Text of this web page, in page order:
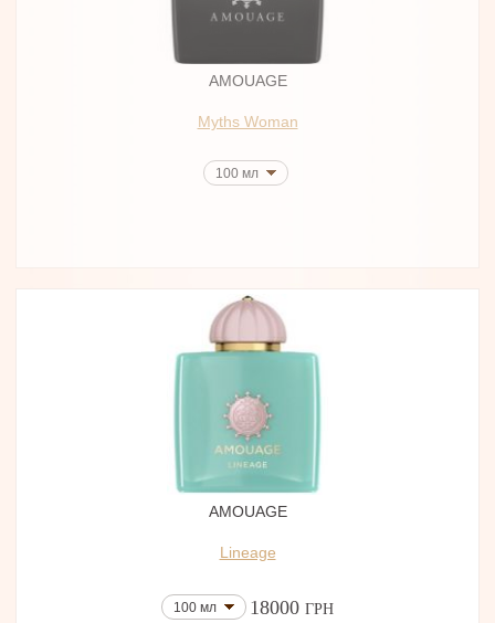
AMOUAGE
Myths Woman
100 мл
AMOUAGE
Lineage
100 мл 18000 ГРН